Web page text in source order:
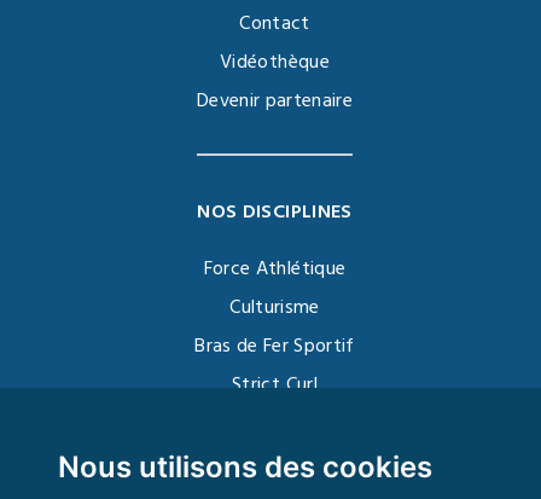
Nous utilisons des cookies
Contact
Vidéothèque
Devenir partenaire
NOS DISCIPLINES
Force Athlétique
Culturisme
Bras de Fer Sportif
Strict Curl
Kettlebell